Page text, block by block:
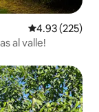
Calificación
4.93 (225)
al valle!